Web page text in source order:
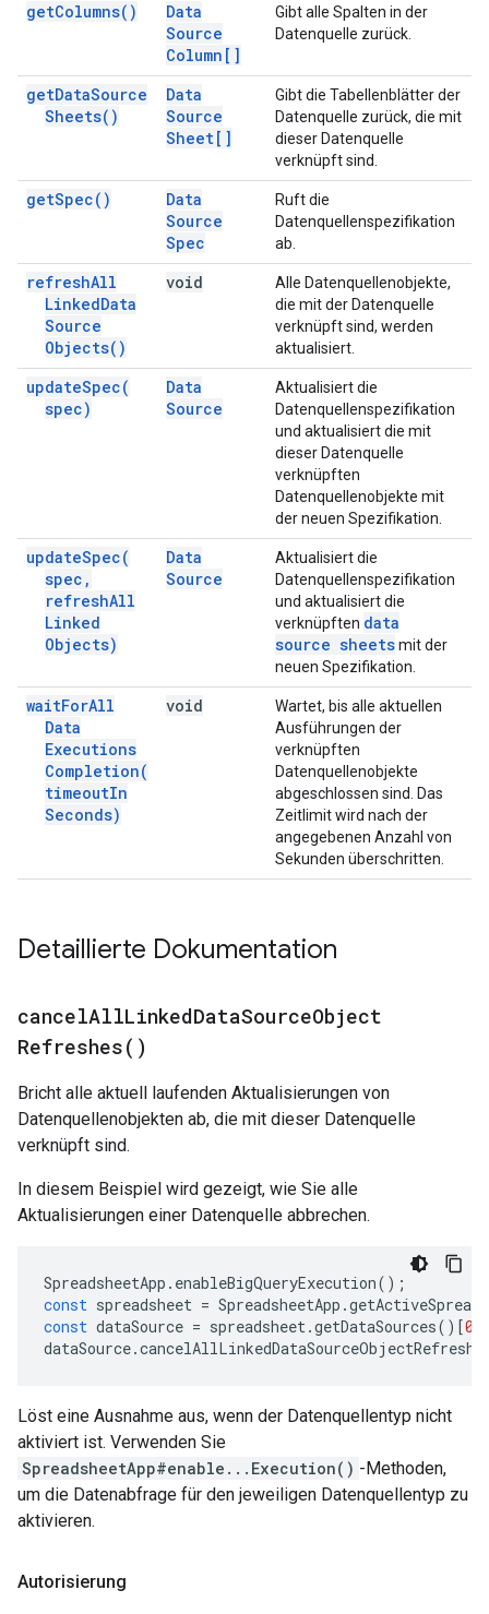
getColumns( )
Data
Source
Column[]
Gibt alle Spalten in der
Datenquelle zurück.
getDataSource
Sheets( )
Data
Source
Sheet[]
Gibt die Tabellenblätter der
Datenquelle zurück, die mit
dieser Datenquelle
verknüpft sind.
getSpec( )
Data
Source
Spec
Ruft die
Datenquellenspezifikation
ab.
refreshAll
LinkedData
Source
Objects( )
void
Alle Datenquellenobjekte,
die mit der Datenquelle
verknüpft sind, werden
aktualisiert.
updateSpec(
spec)
Data
Source
Aktualisiert die
Datenquellenspezifikation
und aktualisiert die mit
dieser Datenquelle
verknüpften
Datenquellenobjekte mit
der neuen Spezifikation.
updateSpec(
spec ,
refreshAll
Linked
Objects)
Data
Source
Aktualisiert die
Datenquellenspezifikation
und aktualisiert die
verknüpften data
source sheetsmit der
neuen Spezifikation.
waitForAll
Data
Executions
Completion(
timeoutIn
Seconds)
void
Wartet, bis alle aktuellen
Ausführungen der
verknüpften
Datenquellenobjekte
abgeschlossen sind. Das
Zeitlimit wird nach der
angegebenen Anzahl von
Sekunden überschritten.
Detaillierte Dokumentation
cancelAllLinkedDataSourceObject
Refreshes( )
Bricht alle aktuell laufenden Aktualisierungen von
Datenquellenobjekten ab, die mit dieser Datenquelle
verknüpft sind.
In diesem Beispiel wird gezeigt, wie Sie alle
Aktualisierungen einer Datenquelle abbrechen.
SpreadsheetApp . enableBigQueryExecution();
const spreadsheet = SpreadsheetApp .
const dataSource = spreadsheet.getDataSources()[0
dataSource.
Löst eine Ausnahme aus, wenn der Datenquellentyp nicht
aktiviert ist. Verwenden Sie
SpreadsheetApp#enable...Execution() -Methoden,
um die Datenabfrage für den jeweiligen Datenquellentyp zu
aktivieren.
Autorisierung